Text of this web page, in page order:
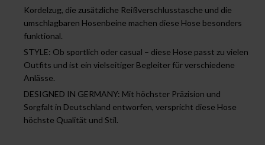
Kordelzug, die zusätzliche Reißverschlusstasche und die
umschlagbaren Hosenbeine machen diese Hose besonders
funktional.
STYLE: Ob sportlich oder casual – diese Hose passt zu vielen
Outfits und ist ein vielseitiger Begleiter für verschiedene
Anlässe.
DESIGNED IN GERMANY: Mit höchster Präzision und
Sorgfalt in Deutschland entworfen, verspricht diese Hose
höchste Qualität und Stil.